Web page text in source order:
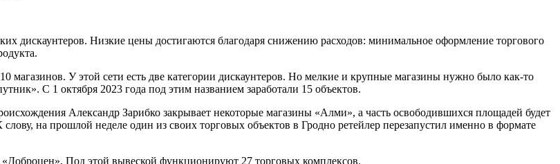
дискаунтеров. Низкие цены достигаются благодаря снижению расходов: минимальное оформление торгового
магазинов. У этой сети есть две категории дискаунтеров. Но мелкие и крупные магазины нужно было как-то
С 1 октября 2023 года под этим названием заработали 15 объектов.
Александр Зарибко закрывает некоторые магазины «Алми», а часть освободившихся площадей будет
на прошлой неделе один из своих торговых объектов в Гродно ретейлер перезапустил именно в формате
«Доброцен». Под этой вывеской функционируют 27 торговых комплексов.